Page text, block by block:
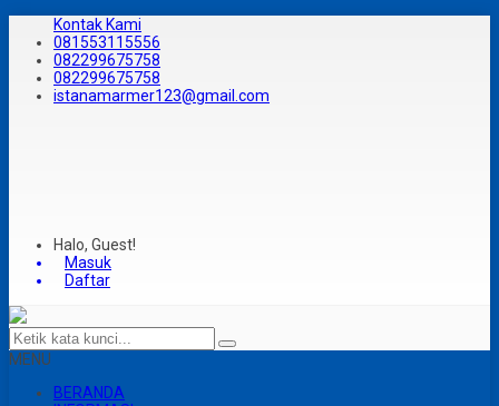
Kontak Kami
081553115556
082299675758
082299675758
istanamarmer123@gmail.com
Halo, Guest!
Masuk
Daftar
MENU
BERANDA